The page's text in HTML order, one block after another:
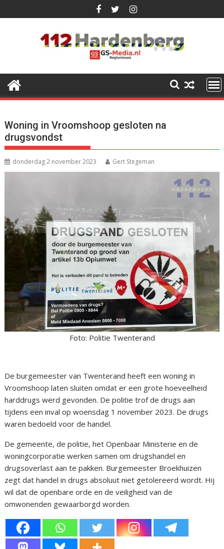
naar
Woning in Vroomshoop gesloten na
drugsvondst
donderdag 2 november 2023 Gert Stegeman
Foto: Politie Twenterand
De burgemeester van Twenterand heeft een woning in
Vroomshoop laten sluiten omdat er een grote hoeveelheid
harddrugs werd gevonden. De politie trof de drugs aan
tijdens een inval op woensdag 1 november 2023. De drugs
waren bedoeld voor de handel.
De gemeente, de politie, het Openbaar Ministerie en de
woningcorporatie werken samen om drugshandel en
drugsoverlast aan te pakken. Burgemeester Broekhuizen
zegt dat handel in drugs absoluut niet getolereerd wordt. Hij
wil dat de openbare orde en de veiligheid van de
omwonenden gewaarborgd worden.